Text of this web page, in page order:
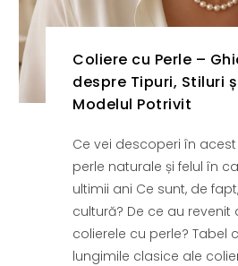
Coliere cu Perle –
despre Tipuri, Stiluri
Modelul Potrivit
Ce vei descoperi în
perle naturale și felul în
ultimii ani Ce sunt, de
cultură? De ce au
colierele cu perle? Tabel
lungimile clasice ale